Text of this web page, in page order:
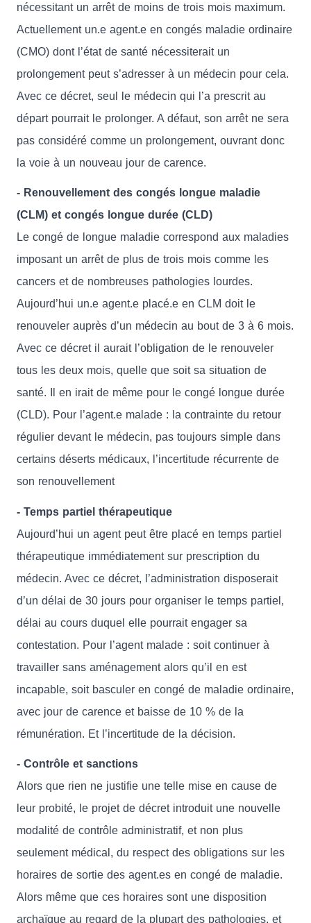
nécessitant un arrêt de moins de trois mois maximum.
Actuellement un.e agent.e en congés maladie ordinaire
(CMO) dont l’état de santé nécessiterait un
prolongement peut s’adresser à un médecin pour cela.
Avec ce décret, seul le médecin qui l’a prescrit au
départ pourrait le prolonger. A défaut, son arrêt ne sera
pas considéré comme un prolongement, ouvrant donc
la voie à un nouveau jour de carence.
- Renouvellement des congés longue maladie
(CLM) et congés longue durée (CLD)
Le congé de longue maladie correspond aux maladies
imposant un arrêt de plus de trois mois comme les
cancers et de nombreuses pathologies lourdes.
Aujourd’hui un.e agent.e placé.e en CLM doit le
renouveler auprès d’un médecin au bout de 3 à 6 mois.
Avec ce décret il aurait l’obligation de le renouveler
tous les deux mois, quelle que soit sa situation de
santé. Il en irait de même pour le congé longue durée
(CLD). Pour l’agent.e malade : la contrainte du retour
régulier devant le médecin, pas toujours simple dans
certains déserts médicaux, l’incertitude récurrente de
son renouvellement
- Temps partiel thérapeutique
Aujourd’hui un agent peut être placé en temps partiel
thérapeutique immédiatement sur prescription du
médecin. Avec ce décret, l’administration disposerait
d’un délai de 30 jours pour organiser le temps partiel,
délai au cours duquel elle pourrait engager sa
contestation. Pour l’agent malade : soit continuer à
travailler sans aménagement alors qu’il en est
incapable, soit basculer en congé de maladie ordinaire,
avec jour de carence et baisse de 10 % de la
rémunération. Et l’incertitude de la décision.
- Contrôle et sanctions
Alors que rien ne justifie une telle mise en cause de
leur probité, le projet de décret introduit une nouvelle
modalité de contrôle administratif, et non plus
seulement médical, du respect des obligations sur les
horaires de sortie des agent.es en congé de maladie.
Alors même que ces horaires sont une disposition
archaïque au regard de la plupart des pathologies, et